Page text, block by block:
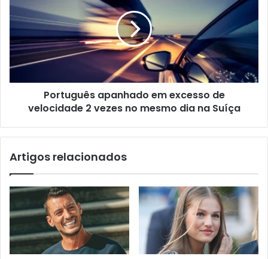
Português apanhado em excesso de
velocidade 2 vezes no mesmo dia na Suíça
Artigos relacionados